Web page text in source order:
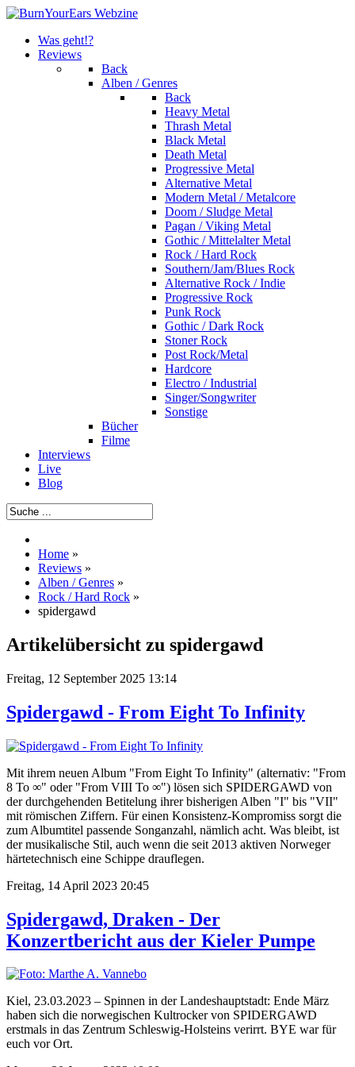
Was geht!?
Reviews
Back
Alben / Genres
Back
Heavy Metal
Thrash Metal
Black Metal
Death Metal
Progressive Metal
Alternative Metal
Modern Metal / Metalcore
Doom / Sludge Metal
Pagan / Viking Metal
Gothic / Mittelalter Metal
Rock / Hard Rock
Southern/Jam/Blues Rock
Alternative Rock / Indie
Progressive Rock
Punk Rock
Gothic / Dark Rock
Stoner Rock
Post Rock/Metal
Hardcore
Electro / Industrial
Singer/Songwriter
Sonstige
Bücher
Filme
Interviews
Live
Blog
Home »
Reviews »
Alben / Genres »
Rock / Hard Rock »
spidergawd
Artikelübersicht zu spidergawd
Freitag, 12 September 2025 13:14
Spidergawd - From Eight To Infinity
Mit ihrem neuen Album "From Eight To Infinity" (alternativ: "From
8 To ∞" oder "From VIII To ∞") lösen sich SPIDERGAWD von
der durchgehenden Betitelung ihrer bisherigen Alben "I" bis "VII"
mit römischen Ziffern. Für einen Konsistenz-Kompromiss sorgt die
zum Albumtitel passende Songanzahl, nämlich acht. Was bleibt, ist
der musikalische Stil, auch wenn die seit 2013 aktiven Norweger
härtetechnisch eine Schippe drauflegen.
Freitag, 14 April 2023 20:45
Spidergawd, Draken - Der
Konzertbericht aus der Kieler Pumpe
Kiel, 23.03.2023 – Spinnen in der Landeshauptstadt: Ende März
haben sich die norwegischen Kultrocker von SPIDERGAWD
erstmals in das Zentrum Schleswig-Holsteins verirrt. BYE war für
euch vor Ort.